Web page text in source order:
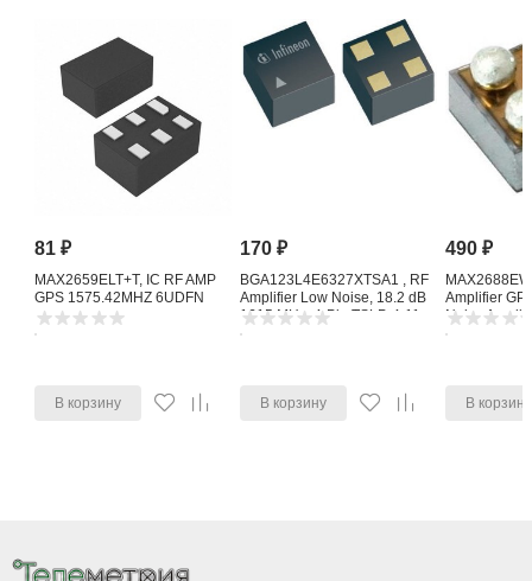
81₽
MAX2659ELT+T, IC RF AMP
GPS 1575.42MHZ 6UDFN
В корзину
170₽
BGA123L4E6327XTSA1 , RF
Amplifier Low Noise, 18.2 dB
1615 MHz, 4-Pin TSLP-4-11
В корзину
490₽
Amplifier
Noise
В корзину